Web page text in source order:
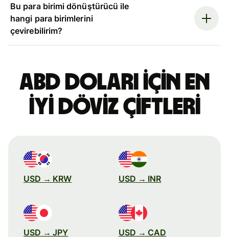
Bu para birimi dönüştürücü ile
hangi para birimlerini
çevirebilirim?
ABD doları için en
iyi döviz çiftleri
USD → KRW USD → INR
USD → JPY USD → CAD